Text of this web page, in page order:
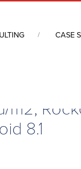
CASE
m2,
8.1